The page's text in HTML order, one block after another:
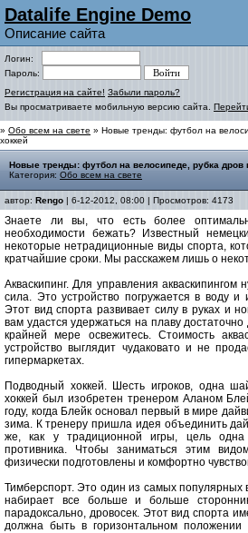
Datalife Engine Demo
Описание сайта
Логин:
Пароль:
Регистрация на сайте! Забыли пароль?
Вы просматриваете мобильную версию сайта.
» Обо всем на свете » Новые тренды: футбол на
хоккей
Новые тренды: футбол на велосипеде, рубка дров
Категория: Обо всем на свете
автор: Rengo | 6-12-2012, 08:00 | Просмотров: 4173
Знаете ли вы, что есть более
необходимости бежать? Известный
некоторые нетрадиционные виды спорта,
кратчайшие сроки. Мы расскажем лишь о
Акваскипинг. Для управления
сила. Это устройство погружается в воду
Этот вид спорта развивает силу в руках и
вам удастся удержаться на плаву
крайней мере освежитесь. Стоимость
устройство выглядит чудаковато и не
гипермаркетах.
Подводный хоккей. Шесть игроков, одна
хоккей был изобретен тренером Аланом
году, когда Блейк основал первый в мире
зима. К тренеру пришла идея объединить
же, как у традиционной игры, цель
противника. Чтобы заниматься этим
физически подготовлены и комфортно
Тимберспорт. Это один из самых
набирает все больше и больше
парадоксально, дровосек. Этот вид спорта
должна быть в горизонтальном положении